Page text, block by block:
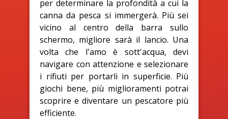
per determinare la profondità a cui la
canna da pesca si immergerà. Più sei
vicino al centro della barra sullo
schermo, migliore sarà il lancio. Una
volta che l'amo è sott'acqua, devi
navigare con attenzione e selezionare
i rifiuti per portarli in superficie. Più
giochi bene, più miglioramenti potrai
scoprire e diventare un pescatore più
efficiente.